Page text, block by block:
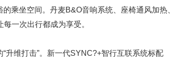
乘坐空间。丹麦B&O音响系统、座椅通风加热、
一次出行都成为享受。
升维打击”。新一代SYNC?+智行互联系统标配